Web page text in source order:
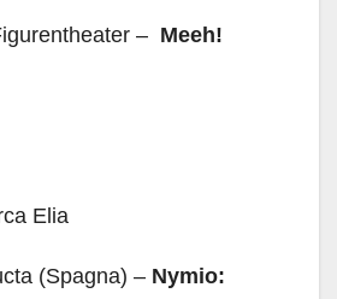
– Meeh!
Elia
(Spagna) – Nymio: